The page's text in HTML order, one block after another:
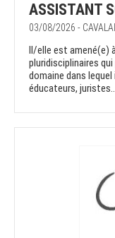
ASSISTANT
03/08/2026 -
Il/elle est amené(e)
pluridisciplinaires
domaine dans
éducateurs,